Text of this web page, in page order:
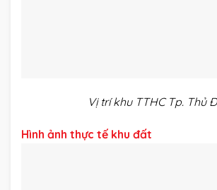
Vị trí khu TTHC Tp. Thủ
Hình ảnh thực tế khu đất